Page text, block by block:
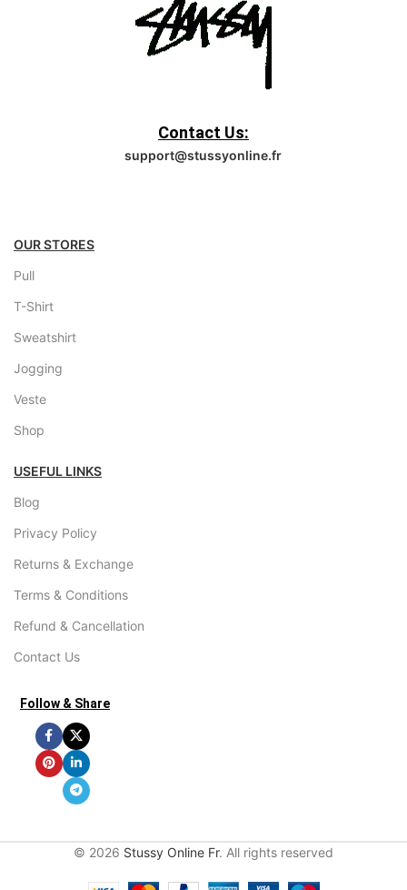
Contact Us:
support@stussyonline.fr
OUR STORES
Pull
T-Shirt
Sweatshirt
Jogging
Veste
Shop
USEFUL LINKS
Blog
Privacy Policy
Returns & Exchange
Terms & Conditions
Refund & Cancellation
Contact Us
Follow & Share
© 2026 Stussy Online Fr. All rights reserved